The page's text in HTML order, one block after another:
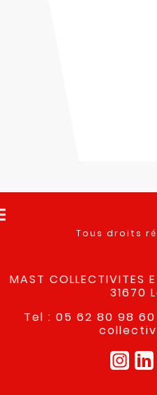
Tous droits
MAST
31670
Tel : 05 62 80 98